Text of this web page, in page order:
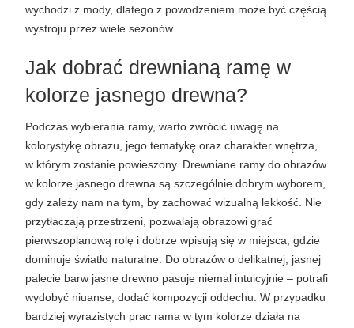
wychodzi z mody, dlatego z powodzeniem może być częścią
wystroju przez wiele sezonów.
Jak dobrać drewnianą ramę w
kolorze jasnego drewna?
Podczas wybierania ramy, warto zwrócić uwagę na
kolorystykę obrazu, jego tematykę oraz charakter wnętrza,
w którym zostanie powieszony. Drewniane ramy do obrazów
w kolorze jasnego drewna są szczególnie dobrym wyborem,
gdy zależy nam na tym, by zachować wizualną lekkość. Nie
przytłaczają przestrzeni, pozwalają obrazowi grać
pierwszoplanową rolę i dobrze wpisują się w miejsca, gdzie
dominuje światło naturalne. Do obrazów o delikatnej, jasnej
palecie barw jasne drewno pasuje niemal intuicyjnie – potrafi
wydobyć niuanse, dodać kompozycji oddechu. W przypadku
bardziej wyrazistych prac rama w tym kolorze działa na